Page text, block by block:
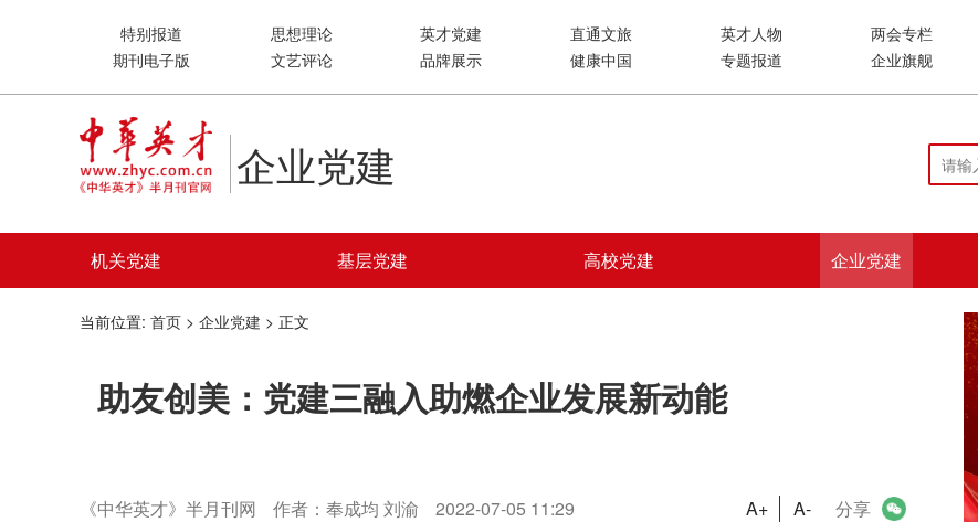
特别报道 思想理论 英才党建 直通文旅 英才人物 两会专栏
期刊电子版
文艺评论 品牌展示 健康中国 专题报道 企业旗舰
企业党建
机关党建 基层党建 高校党建 企业党建
当前位置: 首页 > 企业党建 > 正文
​助友创美：党建三融入助燃企业发展新动能
《中华英才》半月刊网 作者：奉成均 刘渝 2022-07-05 11:29 A+ A- 分享